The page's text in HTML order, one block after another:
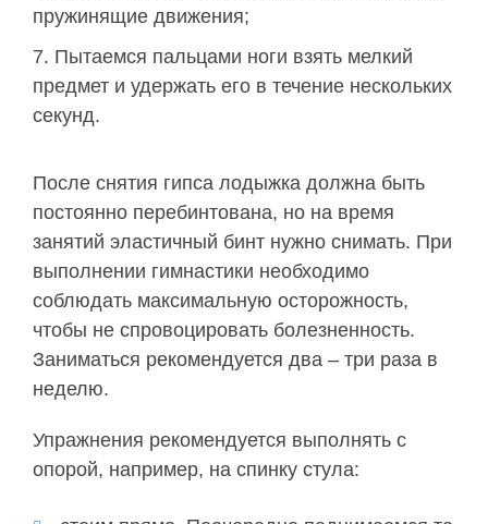
пружинящие движения;
Пытаемся пальцами ноги взять мелкий
предмет и удержать его в течение нескольких
секунд.
После снятия гипса лодыжка должна быть
постоянно перебинтована, но на время
занятий эластичный бинт нужно снимать. При
выполнении гимнастики необходимо
соблюдать максимальную осторожность,
чтобы не спровоцировать болезненность.
Заниматься рекомендуется два – три раза в
неделю.
Упражнения рекомендуется выполнять с
опорой, например, на спинку стула: